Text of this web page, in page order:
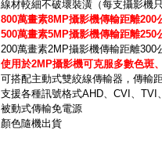
線材較細不破壞裝潢（每支攝影機
800萬畫素8MP攝影機傳輸距離200
500萬畫素5MP攝影機傳輸距離250
200萬畫素2MP攝影機傳輸距離300
使用於2MP攝影機可克服多數色斑
可搭配主動式雙絞線傳輸器，傳輸
支援各種訊號格式AHD、CVI、TVI
被動式傳輸免電源
顏色隨機出貨